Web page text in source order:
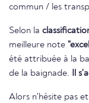
commun / les
Selon la
meilleure note
été attribuée à la
de la baignade. Il
Alors n'hésite pas